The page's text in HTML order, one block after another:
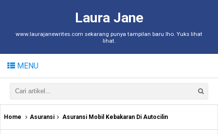
Laura Jane
www.laurajanewrites.com sekarang punya tampilan baru lho. Yuks lihat
lihat.
MENU
Home Asuransi Asuransi Mobil Kebakaran Di Autocilin